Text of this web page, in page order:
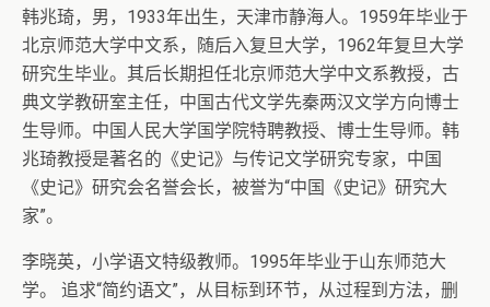
韩兆琦，男，1933年出生，天津市静海人。1959年毕业于
北京师范大学中文系，随后入复旦大学，1962年复旦大学
研究生毕业。其后长期担任北京师范大学中文系教授，古
典文学教研室主任，中国古代文学先秦两汉文学方向博士
生导师。中国人民大学国学院特聘教授、博士生导师。韩
兆琦教授是著名的《史记》与传记文学研究专家，中国
《史记》研究会名誉会长，被誉为“中国《史记》研究大
家”。
李晓英，小学语文特级教师。1995年毕业于山东师范大
学。 追求“简约语文”，从目标到环节，从过程到方法，删